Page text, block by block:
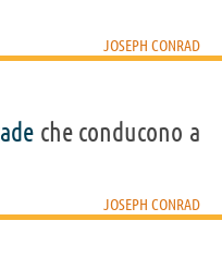
JOSEPH CONRAD
che conducono a
JOSEPH CONRAD